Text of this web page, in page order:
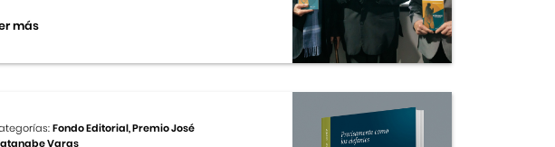
más
Fondo Editorial, Premio José
Varas